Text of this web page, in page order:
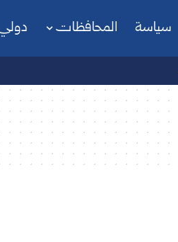
سياسة المحافظات